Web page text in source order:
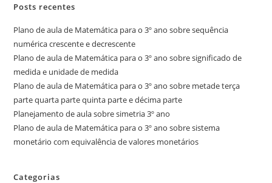
Posts recentes
Plano de aula de Matemática para o 3º ano sobre sequência
numérica crescente e decrescente
Plano de aula de Matemática para o 3º ano sobre significado de
medida e unidade de medida
Plano de aula de Matemática para o 3º ano sobre metade terça
parte quarta parte quinta parte e décima parte
Planejamento de aula sobre simetria 3º ano
Plano de aula de Matemática para o 3º ano sobre sistema
monetário com equivalência de valores monetários
Categorias